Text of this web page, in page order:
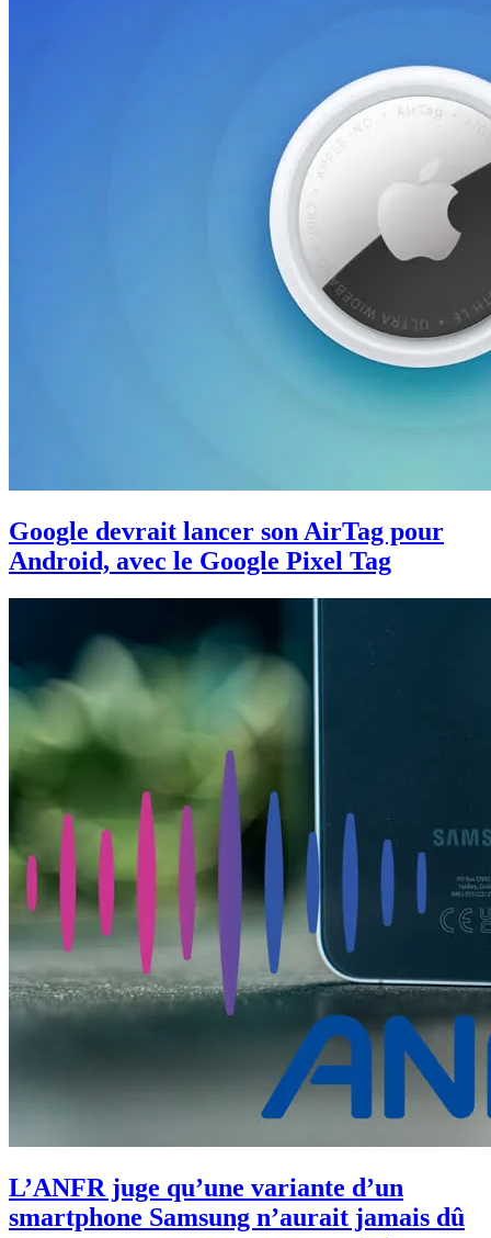
Google devrait lancer son AirTag pour
Android, avec le Google Pixel Tag
L’ANFR juge qu’une variante d’un
smartphone Samsung n’aurait jamais dû